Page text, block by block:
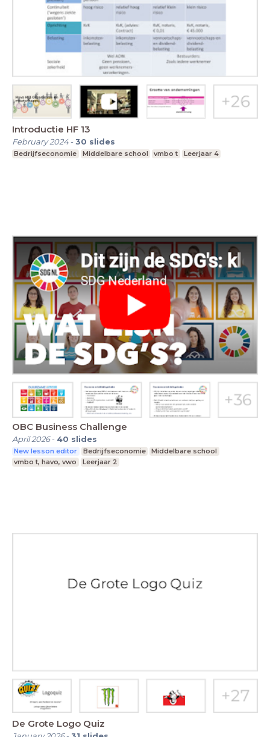
Introductie HF 13
February 2024-30 slides
Bedrijfseconomie Middelbare school vmbo t Leerjaar 4
OBC Business Challenge
April 2026- 40 slides
New lesson editor Bedrijfseconomie
Middelbare school
vmbo t, havo, vwo
Leerjaar 2
De Grote Logo Quiz